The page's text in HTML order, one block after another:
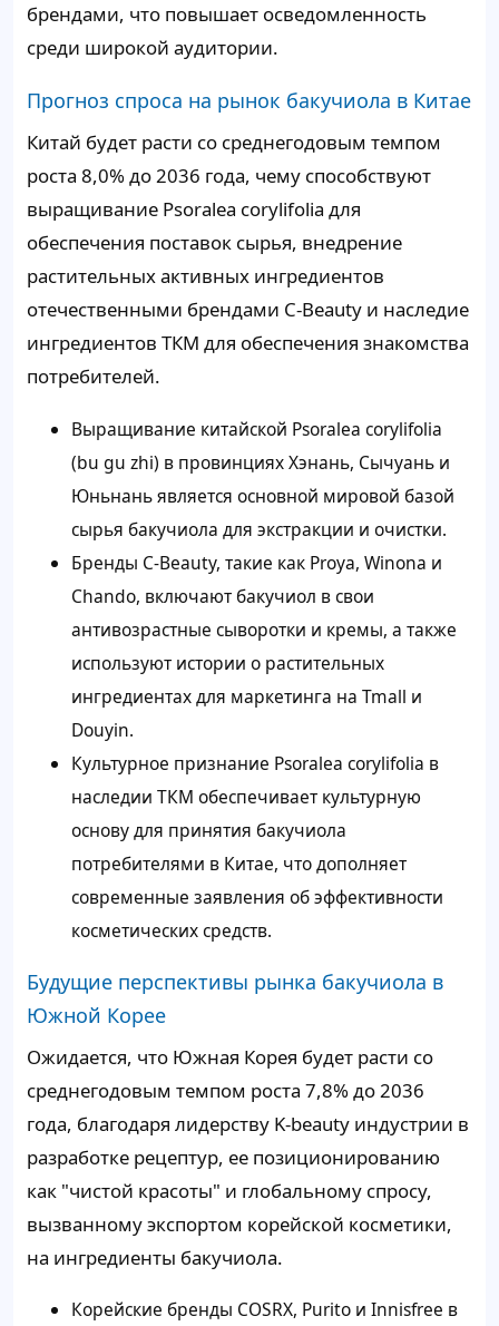
брендами, что повышает осведомленность
среди широкой аудитории.
Прогноз спроса на рынок бакучиола в Китае
Китай будет расти со среднегодовым темпом
роста 8,0% до 2036 года, чему способствуют
выращивание Psoralea corylifolia для
обеспечения поставок сырья, внедрение
растительных активных ингредиентов
отечественными брендами C-Beauty и наследие
ингредиентов ТКМ для обеспечения знакомства
потребителей.
Выращивание китайской Psoralea corylifolia
(bu gu zhi) в провинциях Хэнань, Сычуань и
Юньнань является основной мировой базой
сырья бакучиола для экстракции и очистки.
Бренды C-Beauty, такие как Proya, Winona и
Chando, включают бакучиол в свои
антивозрастные сыворотки и кремы, а также
используют истории о растительных
ингредиентах для маркетинга на Tmall и
Douyin.
Культурное признание Psoralea corylifolia в
наследии ТКМ обеспечивает культурную
основу для принятия бакучиола
потребителями в Китае, что дополняет
современные заявления об эффективности
косметических средств.
Будущие перспективы рынка бакучиола в
Южной Корее
Ожидается, что Южная Корея будет расти со
среднегодовым темпом роста 7,8% до 2036
года, благодаря лидерству K-beauty индустрии в
разработке рецептур, ее позиционированию
как "чистой красоты" и глобальному спросу,
вызванному экспортом корейской косметики,
на ингредиенты бакучиола.
Корейские бренды COSRX, Purito и Innisfree в